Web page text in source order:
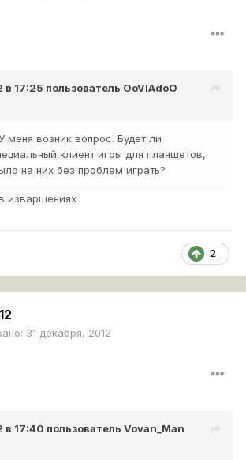
в 17:25 пользователь OoVlAdoO
меня возник вопрос. Будет ли
клиент игры для планшетов,
на них без проблем играть?
изваршениях
2
31 декабря, 2012
в 17:40 пользователь Vovan_Man